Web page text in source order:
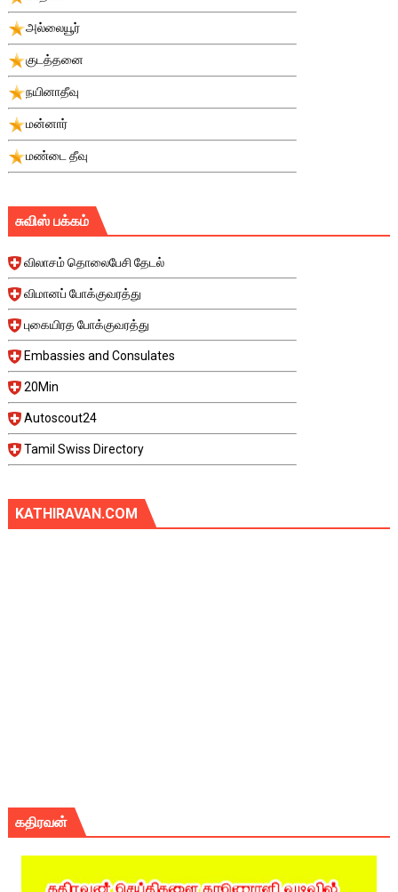
அல்லையூர்
குடத்தனை
நயினாதீவு
மன்னார்
மண்டை தீவு
சுவிஸ் பக்கம்
விலாசம் தொலைபேசி தேடல்
விமானப் போக்குவரத்து
புகையிரத போக்குவரத்து
Embassies and Consulates
20Min
Autoscout24
Tamil Swiss Directory
KATHIRAVAN.COM
கதிரவன்